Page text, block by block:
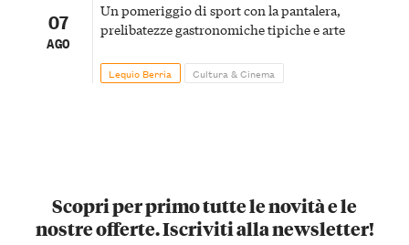
07
AGO
Un pomeriggio di sport con la pantalera,
prelibatezze gastronomiche tipiche e arte
Lequio Berria Cultura & Cinema
Scopri per primo tutte le novità e le
nostre offerte. Iscriviti alla newsletter!